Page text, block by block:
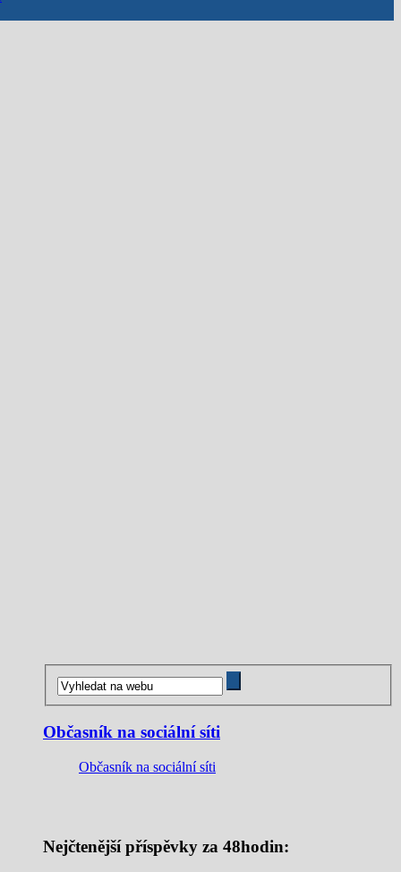
Občasník na sociální síti
Občasník na sociální síti
Nejčtenější příspěvky za 48hodin: